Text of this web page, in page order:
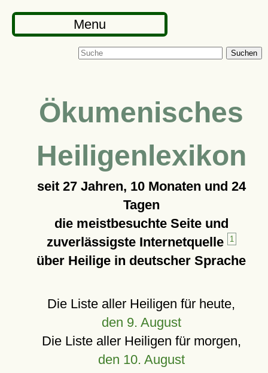
Menu
Suchen
Ökumenisches
Heiligenlexikon
seit 27 Jahren, 10 Monaten und 24
Tagen
die meistbesuchte Seite und
zuverlässigste Internetquelle
1
über Heilige in deutscher Sprache
Die Liste aller Heiligen für heute,
den 9. August
Die Liste aller Heiligen für morgen,
den 10. August